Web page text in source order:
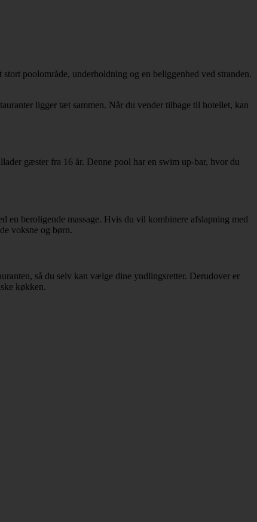
poolområde, underholdning og en beliggenhed ved stranden.
ligger tæt sammen. Når du vender tilbage til hotellet, kan
gæster fra 16 år. Denne pool har en swim up-bar, hvor du
en beroligende massage. Hvis du vil kombinere afslapning med
voksne og børn.
så du selv kan vælge dine yndlingsretter. Derudover er
køkken.